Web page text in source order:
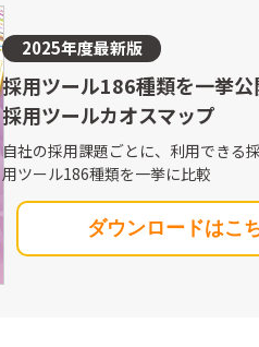
2025年度最新版
採用ツール186種類を一挙公
採用ツールカオスマップ
自社の採用課題ごとに、利用できる
用ツール186種類を一挙に比較
ダウンロードはこ